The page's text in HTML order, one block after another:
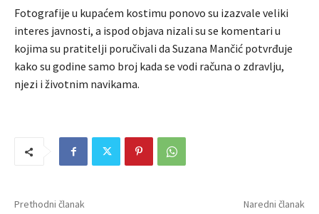
Fotografije u kupaćem kostimu ponovo su izazvale veliki
interes javnosti, a ispod objava nizali su se komentari u
kojima su pratitelji poručivali da Suzana Mančić potvrđuje
kako su godine samo broj kada se vodi računa o zdravlju,
njezi i životnim navikama.
Prethodni članak Naredni članak